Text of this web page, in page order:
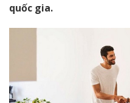
quốc gia.